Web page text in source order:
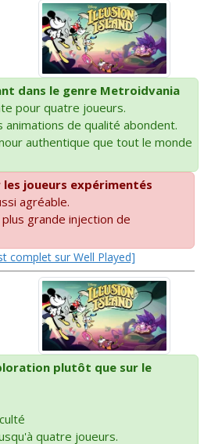
dans le genre Metroidvania
pour quatre joueurs.
de qualité abondent.
authentique que tout le monde
joueurs expérimentés
agréable.
grande injection de
complet sur Well Played]
plutôt que sur le
quatre joueurs.